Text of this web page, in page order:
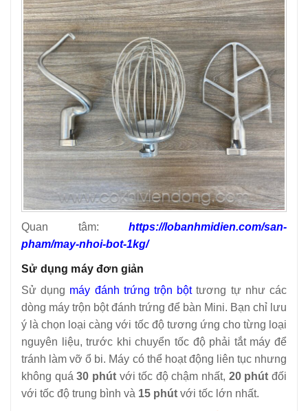
Quan tâm: https://lobanhmidien.com/san-
pham/may-nhoi-bot-1kg/
Sử dụng máy đơn giản
Sử dụng máy đánh trứng trộn bộttương tự như các
dòng máy trộn bột đánh trứng để bàn Mini. Bạn chỉ lưu
ý là chọn loại càng với tốc độ tương ứng cho từng loại
nguyên liệu, trước khi chuyển tốc độ phải tắt máy để
tránh làm vỡ ổ bi. Máy có thể hoạt động liên tục nhưng
không quá30 phútvới tốc độ chậm nhất, 20 phút đối
với tốc độ trung bình và 15 phút với tốc lớn nhất.